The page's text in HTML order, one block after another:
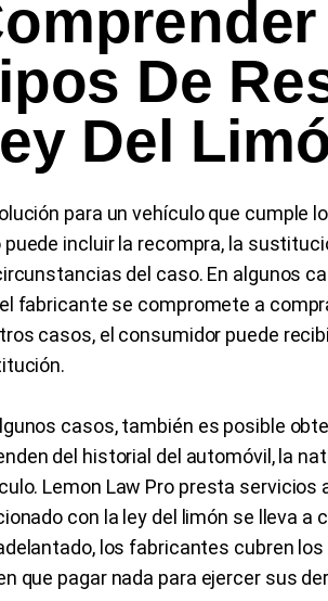
De
Del
para un vehículo que cumple
puede incluir la recompra, la
del caso. En algunos
fabricante se compromete a
casos, el consumidor puede
casos, también es posible
del historial del automóvil, la
Lemon Law Pro presta
con la ley del limón se lleva a
los fabricantes cubren
que pagar nada para ejercer sus